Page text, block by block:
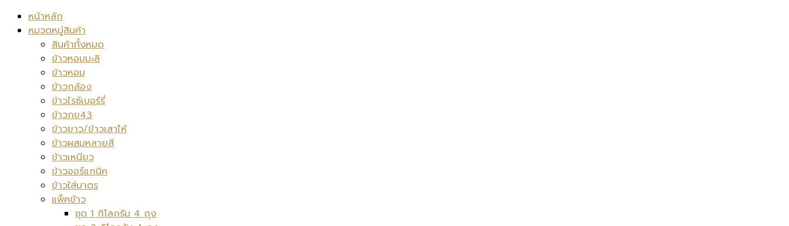
หน้าหลัก
หมวดหมู่สินค้า
สินค้าทั้งหมด
ข้าวหอมมะลิ
ข้าวหอม
ข้าวกล้อง
ข้าวไรซ์เบอร์รี่
ข้าวกข43
ข้าวขาว/ข้าวเสาไห้
ข้าวผสมหลายสี
ข้าวเหนียว
ข้าวออร์แกนิค
ข้าวใส่บาตร
แพ็คข้าว
ชุด 1 กิโลกรัม 4 ถุง